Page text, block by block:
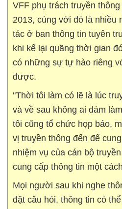
VFF phụ trách truyền
2013, cùng với đó là nhiều
tác ở ban thông tin tuyên
khi kể lại quãng thời gian
có những sự tự hào riêng
được.
"Thời tôi làm có lẽ là lúc
và về sau không ai dám
tôi cũng tổ chức họp báo,
vị truyền thông đến để
nhiệm vụ của cán bộ
cung cấp thông tin một
Mọi người sau khi nghe
đặt câu hỏi, thông tin có